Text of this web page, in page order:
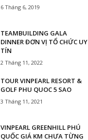
6 Tháng 6, 2019
TEAMBUILDING GALA
DINNER ĐƠN VỊ TỔ CHỨC UY
TÍN
2 Tháng 11, 2022
TOUR VINPEARL RESORT &
GOLF PHU QUOC 5 SAO
3 Tháng 11, 2021
VINPEARL GREENHILL PHÚ
QUỐC GIÁ KM CHƯA TỪNG